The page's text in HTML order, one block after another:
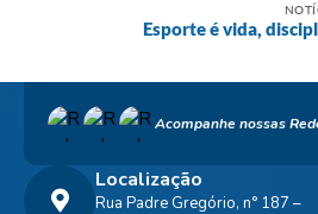
Esporte é vida,
Acompanhe nossas
Localização
Rua Padre Gregório, n° 187 –